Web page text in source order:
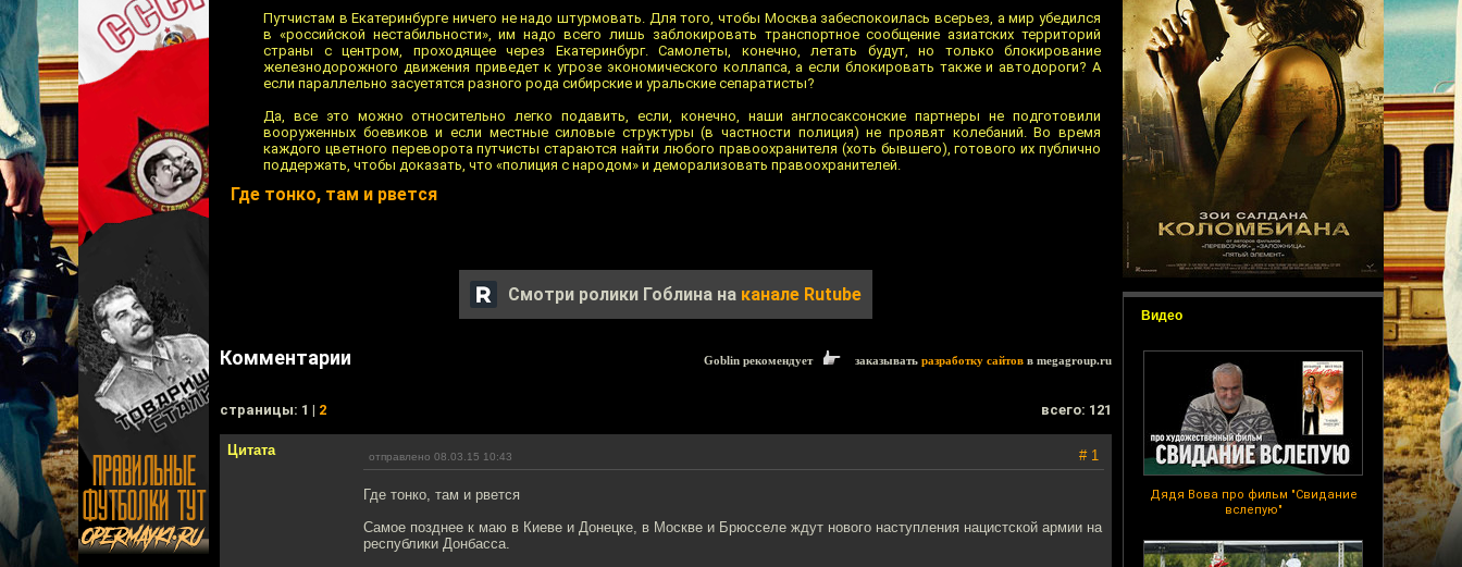
Видео
Дядя Вова про фильм "Свидание
вслепую"
Путчистам в Екатеринбурге ничего не надо штурмовать. Для того, чтобы Москва забеспокоилась всерьез, а мир убедился
в «российской нестабильности», им надо всего лишь заблокировать транспортное сообщение азиатских территорий
страны с центром, проходящее через Екатеринбург. Самолеты, конечно, летать будут, но только блокирование
железнодорожного движения приведет к угрозе экономического коллапса, а если блокировать также и автодороги? А
если параллельно засуетятся разного рода сибирские и уральские сепаратисты?
Да, все это можно относительно легко подавить, если, конечно, наши англосаксонские партнеры не подготовили
вооруженных боевиков и если местные силовые структуры (в частности полиция) не проявят колебаний. Во время
каждого цветного переворота путчисты стараются найти любого правоохранителя (хоть бывшего), готового их публично
поддержать, чтобы доказать, что «полиция с народом» и деморализовать правоохранителей.
Где тонко, там и рвется
Смотри ролики Гоблина на канале Rutube
Комментарии Goblin рекомендует заказывать разработку сайтов в megagroup.ru
cтраницы: 1 | 2 всего: 121
Цитата отправлено 08.03.15 10:43 # 1
Где тонко, там и рвется
Самое позднее к маю в Киеве и Донецке, в Москве и Брюсселе ждут нового наступления нацистской армии на
республики Донбасса.